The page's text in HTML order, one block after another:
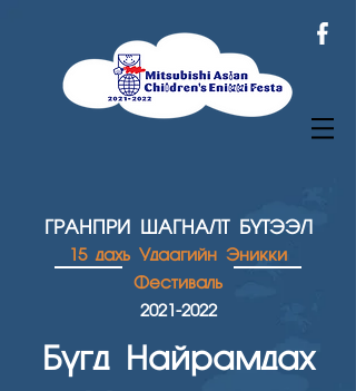
ГРАНПРИ ШАГНАЛТ БҮТЭЭЛ
15 дахь Удаагийн Эникки
Фестиваль
2021 -2022
Бүгд Найрамдах